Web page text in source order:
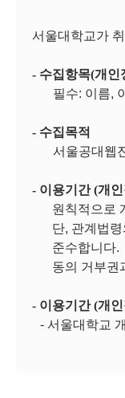
서울대학교가
- 수집항목(개인
필수: 이름,
- 수집목적
서울공대웹
- 이용기간 (개
원칙적으로
단, 관계법
준수합니다.
동의 거부권
- 이용기간 (개
- 서울대학교